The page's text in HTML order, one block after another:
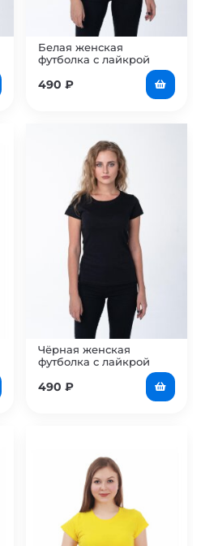
Белая женская
футболка с лайкрой
490 ₽
Чёрная женская
футболка с лайкрой
490 ₽